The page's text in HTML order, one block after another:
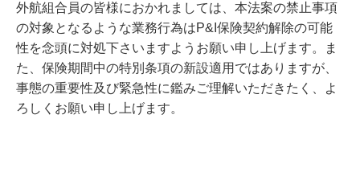
外航組合員の皆様におかれましては、本法案の禁止事項
の対象となるような業務行為はP&I保険契約解除の可能
性を念頭に対処下さいますようお願い申し上げます。ま
た、保険期間中の特別条項の新設適用ではありますが、
事態の重要性及び緊急性に鑑みご理解いただきたく、よ
ろしくお願い申し上げます。